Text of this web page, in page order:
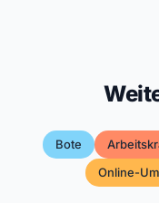
Bote
Online-